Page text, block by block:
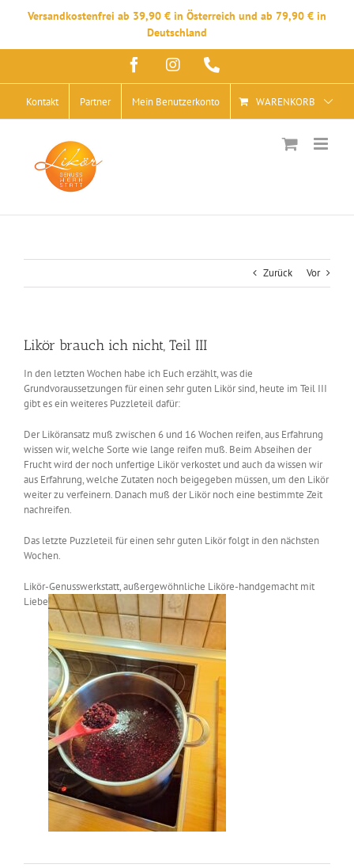
Versandkostenfrei ab 39,90 € in Österreich und ab 79,90 € in
Deutschland
springen
FacebookInstagram
Kontakt Partner Mein Benutzerkonto WARENKORB
Zurück Vor
Likör brauch ich nicht, Teil III
In den letzten Wochen habe ich Euch erzählt, was die
Grundvoraussetzungen für einen sehr guten Likör sind, heute im Teil III
gibt es ein weiteres Puzzleteil dafür:
Der Liköransatz muß zwischen 6 und 16 Wochen reifen, aus Erfahrung
wissen wir, welche Sorte wie lange reifen muß. Beim Abseihen der
Frucht wird der noch unfertige Likör verkostet und auch da wissen wir
aus Erfahrung, welche Zutaten noch beigegeben müssen, um den Likör
weiter zu verfeinern. Danach muß der Likör noch eine bestimmte Zeit
nachreifen.
Das letzte Puzzleteil für einen sehr guten Likör folgt in den nächsten
Wochen.
Likör-Genusswerkstatt, außergewöhnliche Liköre-handgemacht mit
Liebe